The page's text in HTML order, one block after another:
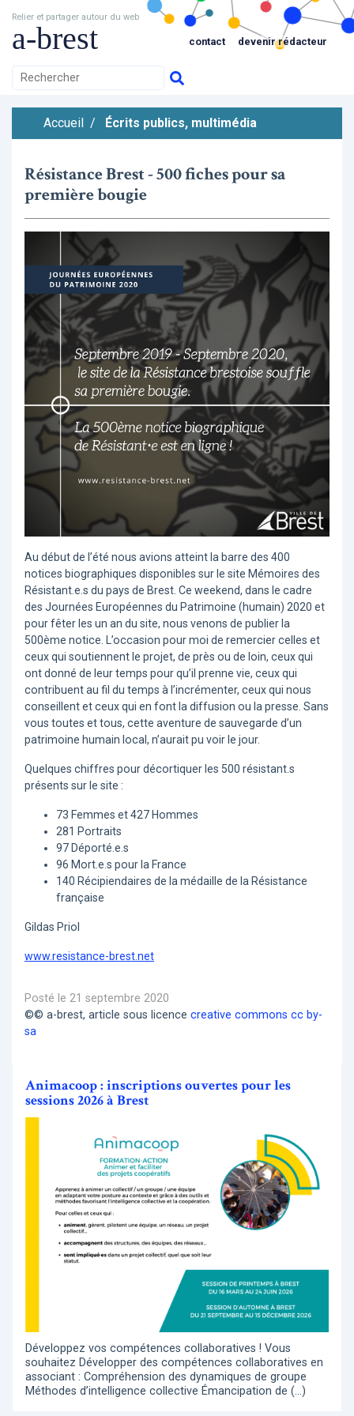
Relier et partager autour du web
a-brest contact devenir rédacteur
Accueil / Écrits publics, multimédia
Résistance Brest - 500 fiches pour sa
première bougie
Au début de l’été nous avions atteint la barre des 400
notices biographiques disponibles sur le site Mémoires des
Résistant.e.s du pays de Brest. Ce weekend, dans le cadre
des Journées Européennes du Patrimoine (humain) 2020 et
pour fêter les un an du site, nous venons de publier la
500ème notice. L’occasion pour moi de remercier celles et
ceux qui soutiennent le projet, de près ou de loin, ceux qui
ont donné de leur temps pour qu’il prenne vie, ceux qui
contribuent au fil du temps à l’incrémenter, ceux qui nous
conseillent et ceux qui en font la diffusion ou la presse. Sans
vous toutes et tous, cette aventure de sauvegarde d’un
patrimoine humain local, n’aurait pu voir le jour.
Quelques chiffres pour décortiquer les 500 résistant.s
présents sur le site :
73 Femmes et 427 Hommes
281 Portraits
97 Déporté.e.s
96 Mort.e.s pour la France
140 Récipiendaires de la médaille de la Résistance
française
Gildas Priol
www.resistance-brest.net
Posté le 21 septembre 2020
©© a-brest, article sous licence creative commons cc by-
sa
Animacoop : inscriptions ouvertes pour les
sessions 2026 à Brest
Développez vos compétences collaboratives ! Vous
souhaitez Développer des compétences collaboratives en
associant : Compréhension des dynamiques de groupe
Méthodes d’intelligence collective Émancipation de (…)